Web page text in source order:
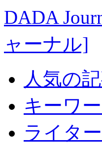
DADA
ャーナル]
人気の
キーワ
ライタ